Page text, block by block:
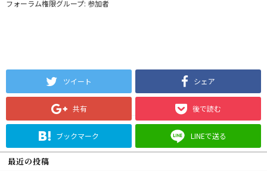
フォーラム権限グループ: 参加者
ツイート シェア
共有 後で読む
ブックマーク LINEで送る
最近の投稿